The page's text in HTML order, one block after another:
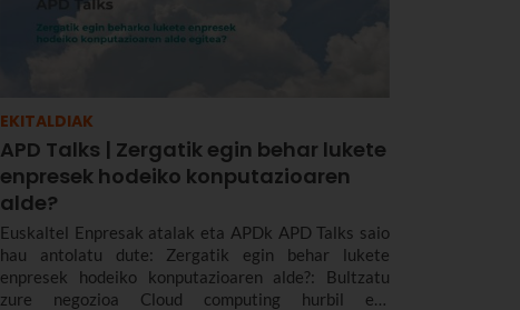
EKITALDIAK
APD Talks | Zergatik egin behar lukete
enpresek hodeiko konputazioaren
alde?
Euskaltel Enpresak atalak eta APDk APD Talks saio
hau antolatu dute: Zergatik egin behar lukete
enpresek hodeiko konputazioaren alde?: Bultzatu
zure negozioa Cloud computing hurbil eta